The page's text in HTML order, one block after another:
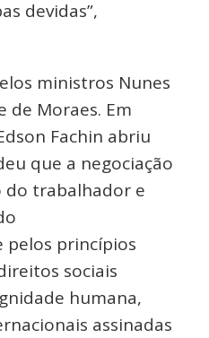
devidas”,
ministros Nunes
de Moraes. Em
Fachin abriu
que a negociação
do trabalhador e
princípios
sociais
humana,
assinadas